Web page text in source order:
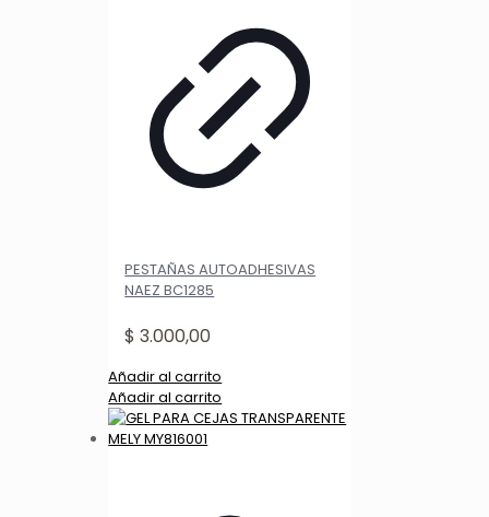
PESTAÑAS AUTOADHESIVAS
NAEZ BC1285
$ 3.000,00
Añadir al carrito
Añadir al carrito